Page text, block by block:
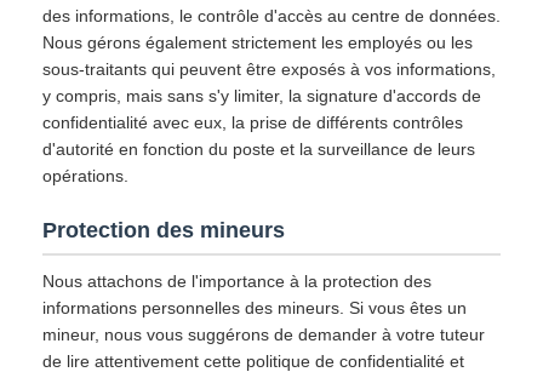
des informations, le contrôle d'accès au centre de données.
Nous gérons également strictement les employés ou les
sous-traitants qui peuvent être exposés à vos informations,
y compris, mais sans s'y limiter, la signature d'accords de
confidentialité avec eux, la prise de différents contrôles
d'autorité en fonction du poste et la surveillance de leurs
opérations.
Protection des mineurs
Nous attachons de l'importance à la protection des
informations personnelles des mineurs. Si vous êtes un
mineur, nous vous suggérons de demander à votre tuteur
de lire attentivement cette politique de confidentialité et